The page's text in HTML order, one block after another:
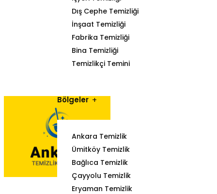
Dış Cephe Temizliği
İnşaat Temizliği
Fabrika Temizliği
Bina Temizliği
Temizlikçi Temini
Bölgeler
Ankara Temizlik
Ümitköy Temizlik
Bağlıca Temizlik
Çayyolu Temizlik
Eryaman Temizlik